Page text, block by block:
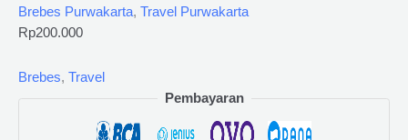
Brebes Purwakarta, Travel Purwakarta
Rp200.000
Brebes, Travel
Pembayaran